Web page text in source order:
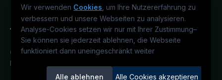
Wir verwenden Cookies, um Ihre Nutzererfahrung zu
verbessern und unsere Webseiten zu analysieren.
Analyse-Cookies setzen wir nur mit Ihrer Zustimmung–
Sie können sie jederzeit ablehnen, die Webseite
funktioniert dann uneingeschränkt weiter
Alle ablehnen Alle Cookies akzeptieren
Österreichs technisches Karriereportal.